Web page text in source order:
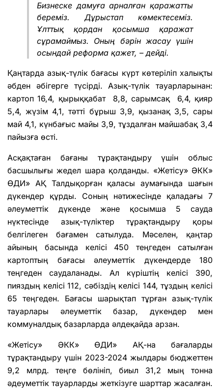
Бизнеске дамуға арналған қаражатты
береміз. Дұрыстап көмектесеміз.
Ұлттық қордан қосымша қаражат
сұрамаймыз. Оның бәрін жасау үшін
осындай реформа қажет, – дейді.
Қаңтарда азық-түлік бағасы күрт көтеріліп халықты
әбден әбігерге түсірді. Азық-түлік тауарларынан:
картоп 16,4, қырыққабат 8,8, сарымсақ 6,4, қияр
5,4, жүзім 4,1, тәтті бұрыш 3,9, қызанақ 3,5, сары
май 4,1, күнбағыс майы 3,9, тұздалған майшабақ 3,4
пайызға өсті.
Асқақтаған бағаны тұрақтандыру үшін облыс
басшылығы жедел шара қолданды. «Жетісу» ӘКК»
ӨДИ» АҚ Талдықорған қаласы аумағында шағын
дүкендер құрды. Соның нәтижесінде қаладағы 7
әлеуметтік дүкенде және қосымша 5 сауда
нүктесінде азық-түліктер тұрақтандыру қоры
белгілеген бағамен сатылуда. Мәселен, қаңтар
айының басында келісі 450 теңгеден сатылған
картоптың бағасы әлеуметтік дүкендерде 180
теңгеден саудаланады. Ал күріштің келісі 390,
пияздың келісі 112, сәбіздің келісі 144, тұздың келісі
65 теңгеден. Бағасы шарықтап тұрған азық-түлік
тауарлары әлеуметтік базар, дүкендер мен
коммуналдық базарларда әлдеқайда арзан.
«Жетісу» ӘКК» ӨДИ» АҚ-на бағаларды
тұрақтандыру үшін 2023-2024 жылдары бюджеттен
9,2 млрд. теңге бөлініп, биыл 31,2 мың тонна
әдеуметтік тауарларды жеткізуге шарттар жасалған.